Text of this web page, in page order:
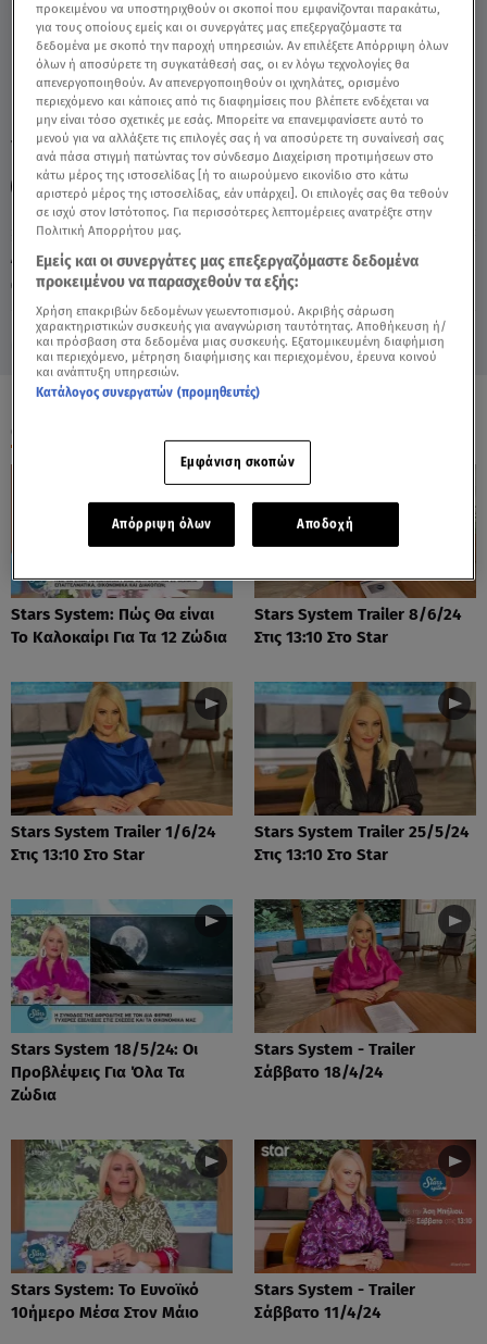
Δευτέρα 10 Αυγούστου 2026
29.09.20, 12:07 ΖΩΔΙΑ
TAGS: ΖΩΔΙΑ ΖΩΔΙΑ ΣΗΜΕΡΑ ΖΩΔΙΑ ΑΣΗ ΜΠΗΛΙΟΥ
ΑΣΗ ΜΠΗΛΙΟΥ ΑΣΤΡΟΛΟΓΙΚΕΣ ΠΡΟΒΛΕΨΕΙΣ ΠΑΡΘΕΝΟΣ
ΟΛΑ ΤΑ ΒΙΝΤΕΟ
Stars System: Πώς Θα είναι
Το Καλοκαίρι Για Τα 12 Ζώδια
Stars System Trailer 8/6/24
Στις 13:10 Στο Star
Stars System Trailer 1/6/24
Στις 13:10 Στο Star
Stars System Trailer 25/5/24
Στις 13:10 Στο Star
Stars System 18/5/24: Οι
Προβλέψεις Για Όλα Τα
Ζώδια
Stars System - Trailer
Σάββατο 18/4/24
Stars System: Το Ευνοϊκό
10ήμερο Μέσα Στον Μάιο
Stars System - Trailer
Σάββατο 11/4/24
προκειμένου να υποστηριχθούν οι σκοποί που εμφανίζονται παρακάτω,
για τους οποίους εμείς και οι συνεργάτες μας επεξεργαζόμαστε τα
δεδομένα με σκοπό την παροχή υπηρεσιών. Αν επιλέξετε Απόρριψη όλων
όλων ή αποσύρετε τη συγκατάθεσή σας, οι εν λόγω τεχνολογίες θα
απενεργοποιηθούν. Αν απενεργοποιηθούν οι ιχνηλάτες, ορισμένο
περιεχόμενο και κάποιες από τις διαφημίσεις που βλέπετε ενδέχεται να
μην είναι τόσο σχετικές με εσάς. Μπορείτε να επανεμφανίσετε αυτό το
μενού για να αλλάξετε τις επιλογές σας ή να αποσύρετε τη συναίνεσή σας
ανά πάσα στιγμή πατώντας τον σύνδεσμο Διαχείριση προτιμήσεων στο
κάτω μέρος της ιστοσελίδας [ή το αιωρούμενο εικονίδιο στο κάτω
αριστερό μέρος της ιστοσελίδας, εάν υπάρχει]. Οι επιλογές σας θα τεθούν
σε ισχύ στον Ιστότοπος. Για περισσότερες λεπτομέρειες ανατρέξτε στην
Πολιτική Απορρήτου μας.
Εμείς και οι συνεργάτες μας επεξεργαζόμαστε δεδομένα
προκειμένου να παρασχεθούν τα εξής:
Χρήση επακριβών δεδομένων γεωεντοπισμού. Ακριβής σάρωση
χαρακτηριστικών συσκευής για αναγνώριση ταυτότητας. Αποθήκευση ή/
και πρόσβαση στα δεδομένα μιας συσκευής. Εξατομικευμένη διαφήμιση
και περιεχόμενο, μέτρηση διαφήμισης και περιεχομένου, έρευνα κοινού
και ανάπτυξη υπηρεσιών.
Κατάλογος συνεργατών (προμηθευτές)
Εμφάνιση σκοπών
Απόρριψη όλων Αποδοχή